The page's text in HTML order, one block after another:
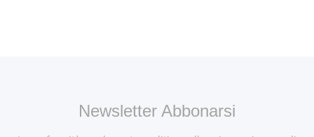
Newsletter Abbonarsi